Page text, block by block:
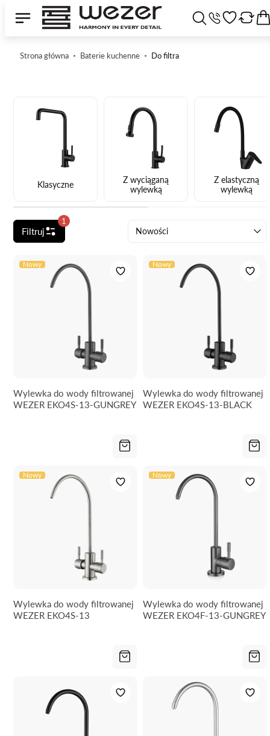
Strona główna Baterie kuchenne Do filtra
Klasyczne
Z wyciąganą
wylewką
Z elastyczną
wylewką
Filtruj
1
Nowości
Nowy
Wylewka do wody filtrowanej
WEZER EKO4S-13-GUNGREY
Nowy
Wylewka do wody filtrowanej
WEZER EKO4S-13-BLACK
Nowy
Wylewka do wody filtrowanej
WEZER EKO4S-13
Nowy
Wylewka do wody filtrowanej
WEZER EKO4F-13-GUNGREY